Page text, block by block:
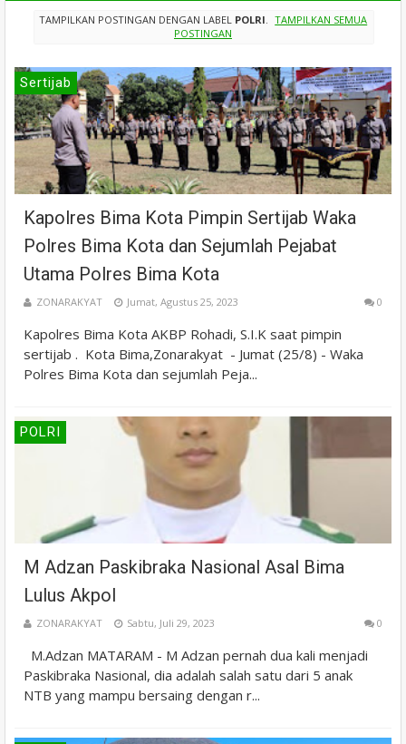
TAMPILKAN POSTINGAN DENGAN LABEL POLRI. TAMPILKAN SEMUA
POSTINGAN
Sertijab
Kapolres Bima Kota Pimpin Sertijab Waka
Polres Bima Kota dan Sejumlah Pejabat
Utama Polres Bima Kota
ZONARAKYAT Jumat, Agustus 25, 2023 0
Kapolres Bima Kota AKBP Rohadi, S.I.K saat pimpin
sertijab . Kota Bima,Zonarakyat - Jumat (25/8) - Waka
Polres Bima Kota dan sejumlah Peja...
POLRI
M Adzan Paskibraka Nasional Asal Bima
Lulus Akpol
ZONARAKYAT Sabtu, Juli 29, 2023 0
M.Adzan MATARAM - M Adzan pernah dua kali menjadi
Paskibraka Nasional, dia adalah salah satu dari 5 anak
NTB yang mampu bersaing dengan r...